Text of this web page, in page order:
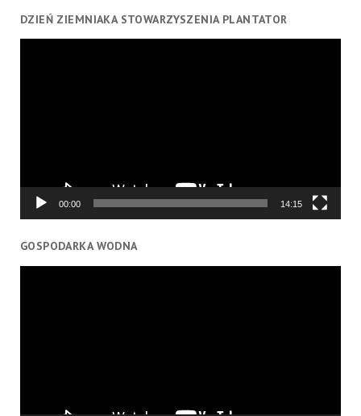
DZIEŃ ZIEMNIAKA STOWARZYSZENIA PLANTATOR
00:00 14:15
GOSPODARKA WODNA